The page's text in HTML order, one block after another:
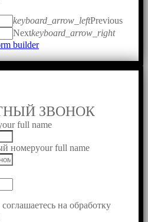
keyboard_arrow_leftPrevious
Nextkeyboard_arrow_right
builder
ЗВОНОК
full name
номерyour full name
на обработку